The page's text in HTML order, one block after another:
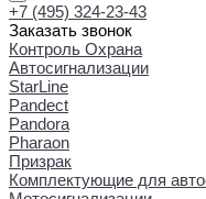
+7 (495) 324-23-43
Заказать звонок
Контроль Охрана
Автосигнализации
StarLine
Pandect
Pandora
Pharaon
Призрак
Комплектующие для